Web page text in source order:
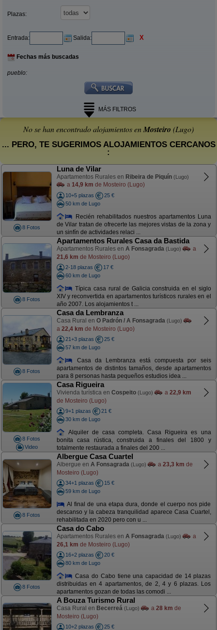
Plazas:
Entrada: Salida: X
Fechas más buscadas
pueblo:
MÁS FILTROS
No se han encontrado alojamientos enMosteiro (Lugo)
... PERO, TE SUGERIMOS ALOJAMIENTOS CERCANOS
:
8 Fotos
Luna de Vilar
Apartamentos Rurales en Ribeira de Piquín (Lugo)
a 14,9 km de Mosteiro (Lugo)
10+5 plazas
25 €
50 km de Lugo
Recién rehabilitados nuestros apartamentos Luna
de Vilar tratan de ofrecerte las mejores vistas de la zona y
un sinfín de actividades relaci ...
8 Fotos
Apartamentos Rurales Casa da Bastida
Apartamentos Rurales en A Fonsagrada (Lugo)
a
21,6 km de Mosteiro (Lugo)
2-18 plazas
17 €
60 km de Lugo
Típica casa rural de Galicia construida en el siglo
XIV y reconvertida en apartamentos turísticos rurales en el
año 2007. Los alojamientos t ...
8 Fotos
Casa da Lembranza
Casa Rural en O Padrón / A Fonsagrada (Lugo)
a 22,4 km de Mosteiro (Lugo)
21+3 plazas
25 €
57 km de Lugo
Casa da Lembranza está compuesta por seis
apartamentos de distintos tamaños, desde apartamentos
para 8 personas hasta pequeños estudios idea ...
8 Fotos
Video
Casa Rigueira
Vivienda turística en Cospeito (Lugo) a 22,9 km
de Mosteiro (Lugo)
9+1 plazas
21 €
30 km de Lugo
Alquiler de casa completa. Casa Rigueira es una
bonita casa rústica, construida a finales del 1800 y
totalmente restaurada a finales del 200 ...
8 Fotos
Albergue Casa Cuartel
Albergue en A Fonsagrada (Lugo) a 23,3 km de
Mosteiro (Lugo)
34+1 plazas
15 €
59 km de Lugo
Al final de una etapa dura, donde el cuerpo nos pide
descanso y la cabeza tranquilidad aparece Casa Cuartel,
rehabilitada en 2020 pero con u ...
8 Fotos
Casa do Cabo
Apartamentos Rurales en A Fonsagrada (Lugo)
a
26,1 km de Mosteiro (Lugo)
16+2 plazas
20 €
80 km de Lugo
Casa do Cabo tiene una capacidad de 14 plazas
distribuidas en 4 apartamentos, de 2, 4 y 6 plazas. Los
apartamentos gozan de todas las comodi ...
A Bouza Turismo Rural
Casa Rural en Becerreá (Lugo) a 28 km de
Mosteiro (Lugo)
10+2 plazas
25 €